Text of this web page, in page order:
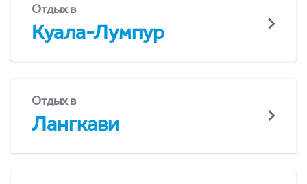
Отдых в
Куала-Лумпур
Отдых в
Лангкави